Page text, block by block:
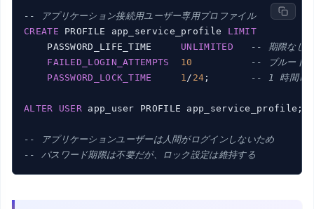
-- アプリケーション接続用ユーザー専用プロファイル
CREATE PROFILE app_service_profile LIMIT
    PASSWORD_LIFE_TIME
UNLIMITED
-- 期限なし
FAILED_LOGIN_ATTEMPTS
10
-- ブルートフ
PASSWORD_LOCK_TIME
1 / 24 ; -- 1 時間ロ
ALTER USER app_user PROFILE app_service_profile;
-- アプリケーションユーザーは人間がログインしないため
-- パスワード期限は不要だが、ロック設定は維持する